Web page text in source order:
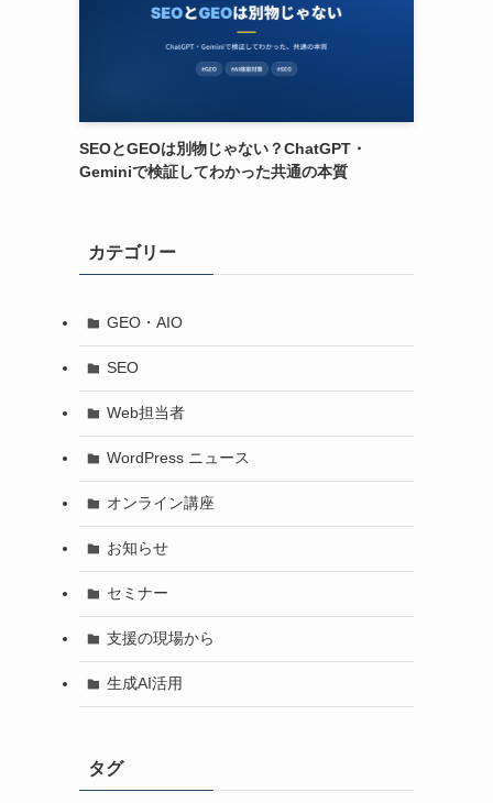
SEOとGEOは別物じゃない？ChatGPT・
Geminiで検証してわかった共通の本質
カテゴリー
GEO・AIO
SEO
Web担当者
WordPress ニュース
オンライン講座
お知らせ
セミナー
支援の現場から
生成AI活用
タグ